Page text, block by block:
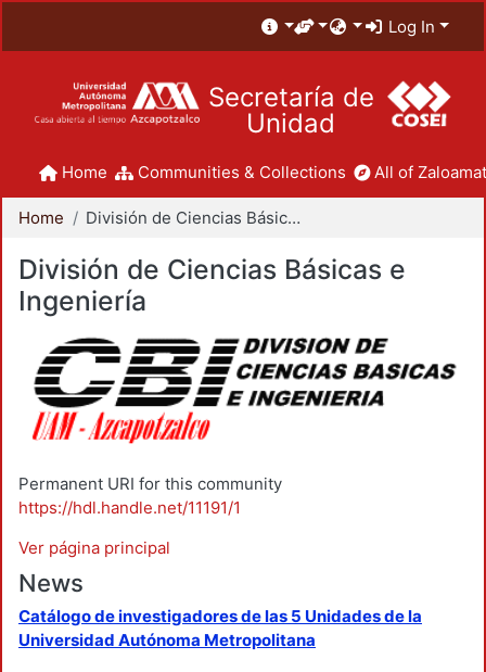
Log In
Secretaría de
Unidad
Home Communities & Collections All of
Home División de Ciencias Básicas e Ingeniería
División de Ciencias Básicas e
Ingeniería
Permanent URI for this community
https://hdl.handle.net/11191/1
Ver página principal
News
Catálogo de investigadores de las 5 Unidades de la
Universidad Autónoma Metropolitana